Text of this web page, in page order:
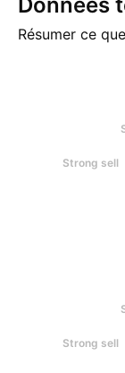
Résumer ce
Strong sell
Strong sell